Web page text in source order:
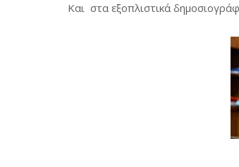
Και στα εξοπλιστικά